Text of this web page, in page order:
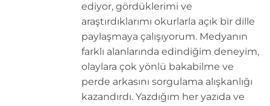
ediyor, gördüklerimi ve
araştırdıklarımı okurlarla açık bir dille
paylaşmaya çalışıyorum. Medyanın
farklı alanlarında edindiğim deneyim,
olaylara çok yönlü bakabilme ve
perde arkasını sorgulama alışkanlığı
kazandırdı. Yazdığım her yazıda ve